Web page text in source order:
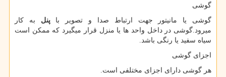
گوشی
گوشی یا مانیتور جهت ارتباط صدا و تصویر باپنل به کار
میرود.گوشی در داخل واحد ها یا منزل قرار میگیرد که ممکن است
سیاه سفید یا رنگی باشد.
اجزای گوشی
هر گوشی دارای اجزای مختلفی است.